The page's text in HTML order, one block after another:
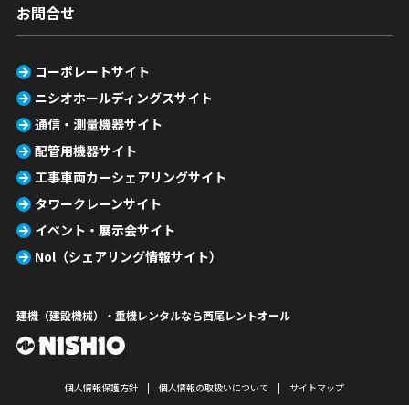
お問合せ
コーポレートサイト
ニシオホールディングスサイト
通信・測量機器サイト
配管用機器サイト
工事車両カーシェアリングサイト
タワークレーンサイト
イベント・展示会サイト
Nol（シェアリング情報サイト）
建機（建設機械）・重機レンタルなら西尾レントオール
個人情報保護方針 個人情報の取扱いについて サイトマップ